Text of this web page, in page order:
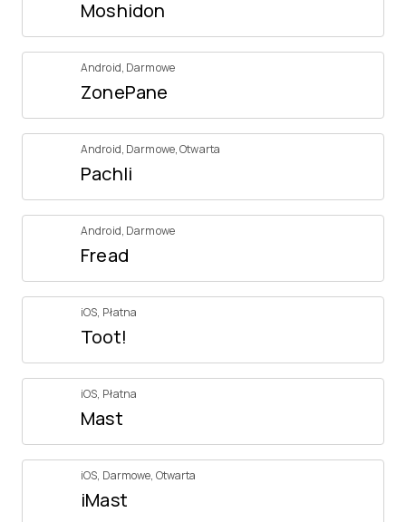
Moshidon
Android, Darmowe
ZonePane
Android, Darmowe,Otwarta
Pachli
Android, Darmowe
Fread
iOS, Płatna
Toot!
iOS, Płatna
Mast
iOS, Darmowe, Otwarta
iMast